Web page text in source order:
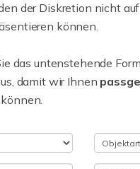
der Diskretion nicht
können.
das untenstehende
damit wir Ihnen